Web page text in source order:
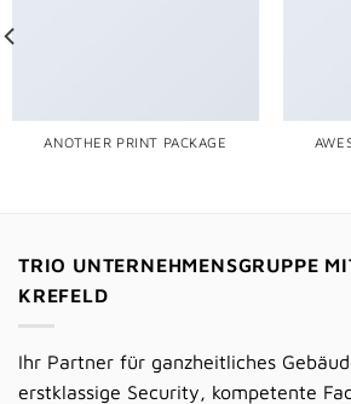
ANOTHER PRINT PACKAGE
TRIO UNTERNEHMENSGRUPPE
KREFELD
Ihr Partner für ganzheitliches
erstklassige Security, kompetente